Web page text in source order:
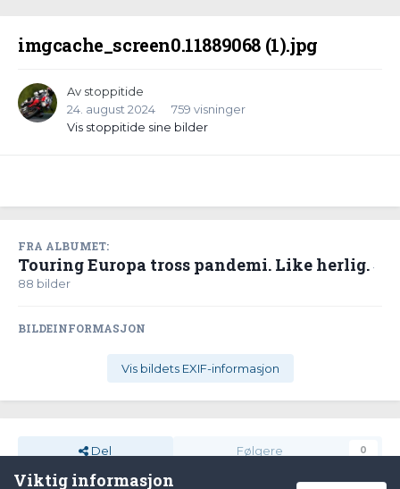
imgcache_screen0.11889068 (1).jpg
Av stoppitide
24. august 2024
759 visninger
Vis stoppitide sine bilder
FRA ALBUMET:
Touring Europa tross pandemi. Like herlig. ·
88 bilder
BILDEINFORMASJON
Vis bildets EXIF-informasjon
Del Følgere 0
Viktig informasjon